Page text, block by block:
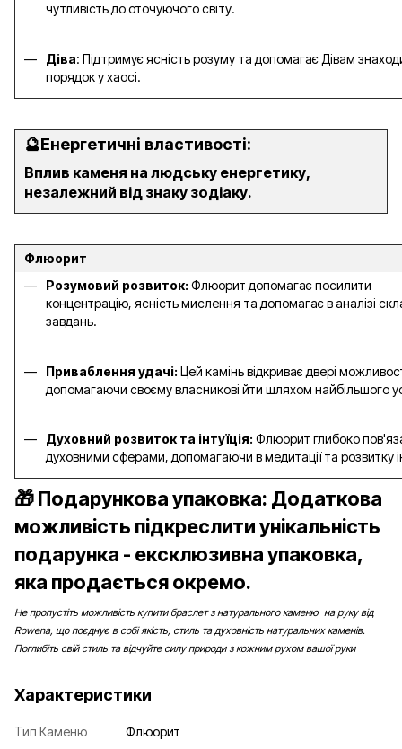
чутливість до оточуючого світу.
Діва: Підтримує ясність розуму та допомагає Дівам
порядок у хаосі.
🔮Енергетичні властивості:
Вплив каменя на людську енергетику,
незалежний від знаку зодіаку.
Флюорит
Розумовий розвиток: Флюорит допомагає посилити
концентрацію, ясність мислення та допомагає в аналізі
завдань.
Приваблення удачі: Цей камінь відкриває двері
допомагаючи своєму власникові йти шляхом найбільшого
Духовний розвиток та інтуїція: Флюорит глибоко
духовними сферами, допомагаючи в медитації та розвитку
🎁 Подарункова упаковка: Додаткова
можливість підкреслити унікальність
подарунка - ексклюзивна упаковка,
яка продається окремо.
Не пропустіть можливість купити браслет з натурального каменю на руку від
Rowena, що поєднує в собі якість, стиль та духовність натуральних каменів.
Поглибіть свій стиль та відчуйте силу природи з кожним рухом вашої руки
Характеристики
Тип Каменю
Флюорит